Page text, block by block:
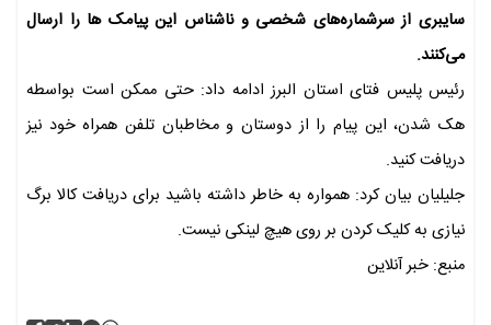
سایبری از سرشماره‌های شخصی و ناشناس این پیامک ها را ارسال
می‌کنند.
رئیس پلیس فتای استان البرز ادامه داد: حتی ممکن است بواسطه
هک شدن، این پیام را از دوستان و مخاطبان تلفن همراه خود نیز
دریافت کنید.
جلیلیان بیان کرد: همواره به خاطر داشته باشید برای دریافت کالا برگ
نیازی به کلیک کردن بر روی هیچ لینکی نیست.
منبع: خبر آنلاین